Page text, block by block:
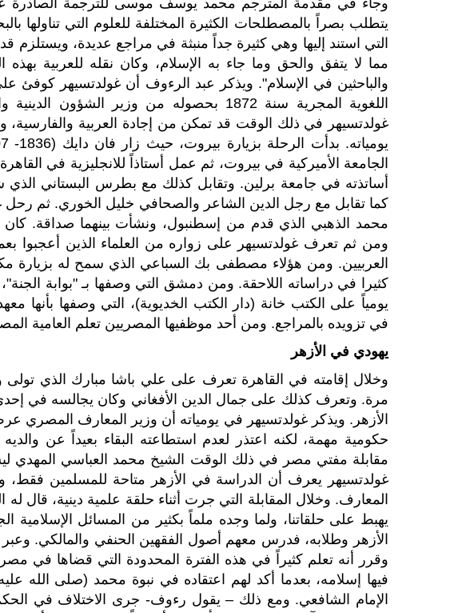
يتطلب بصراً بالمصطلحات الكثيرة المختلفة للعلوم التي تناولها
التي استند إليها وهي كثيرة جداً منبثة في مراجع عديدة، ويستلزم
مما لا يتفق والحق وما جاء به الإسلام، وكان نقله للعربية
والباحثين في الإسلام". ويذكر عبد الرءوف أن غولدتسيهر كوفئ على
اللغوية المجرية سنة 1872 بحصوله من وزير
غولدتسيهر في ذلك الوقت قد تمكن من إجادة العربية والفارسية،
الجامعة الأميركية في بيروت، ثم عمل أستاذاً للانجليزية في
أساتذته في جامعة برلين. وتقابل كذلك مع بطرس البستاني الذي
كما تقابل مع رجل الدين الشاعر والصحافي خليل الخوري. ثم
محمد الذهبي الذي قدم من إسطنبول، ونشأت بينهما صداقة.
ومن ثم تعرف غولدتسيهر على زواره من العلماء الذين أعجبوا
العربيين. ومن هؤلاء مصطفى بك السباعي الذي سمح له بزيارة
كثيرا في دراساته اللاحقة. ومن دمشق التي وصفها بـ "بوابة
يومياً على الكتب خانة (دار الكتب الخديوية)، التي وصفها بأنها
في تزويده بالمراجع. ومن أحد موظفيها المصريين تعلم العامية
يهودي في الأزهر
وخلال إقامته في القاهرة تعرف على علي باشا مبارك الذي
مرة. وتعرف كذلك على جمال الدين الأفغاني وكان يجالسه في
الأزهر. ويذكر غولدتسيهر في يومياته أن وزير المعارف المصري
حكومية مهمة، لكنه اعتذر لعدم استطاعته البقاء بعيداً عن
مقابلة مفتي مصر في ذلك الوقت الشيخ محمد العباسي المهدي
غولدتسيهر يعرف أن الدراسة في الأزهر متاحة للمسلمين فقط،
المعارف. وخلال المقابلة التي جرت أثناء حلقة علمية دينية،
يهبط على حلقاتنا، ولما وجده ملماً بكثير من المسائل الإسلامية
الأزهر وطلابه، فدرس معهم أصول الفقهين الحنفي والمالكي.
وقرر أنه تعلم كثيراً في هذه الفترة المحدودة التي قضاها في
فيها إسلامه، بعدما أكد لهم اعتقاده في نبوة محمد (صلى
الإمام الشافعي. ومع ذلك – يقول رءوف- جرى الاختلاف في